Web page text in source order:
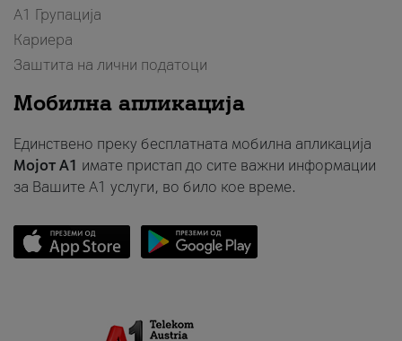
А1 Групација
Кариера
Заштита на лични податоци
Мобилна апликација
Единствено преку бесплатната мобилна апликација
Мојот A1 имате пристап до сите важни информации
за Вашите A1 услуги, во било кое време.